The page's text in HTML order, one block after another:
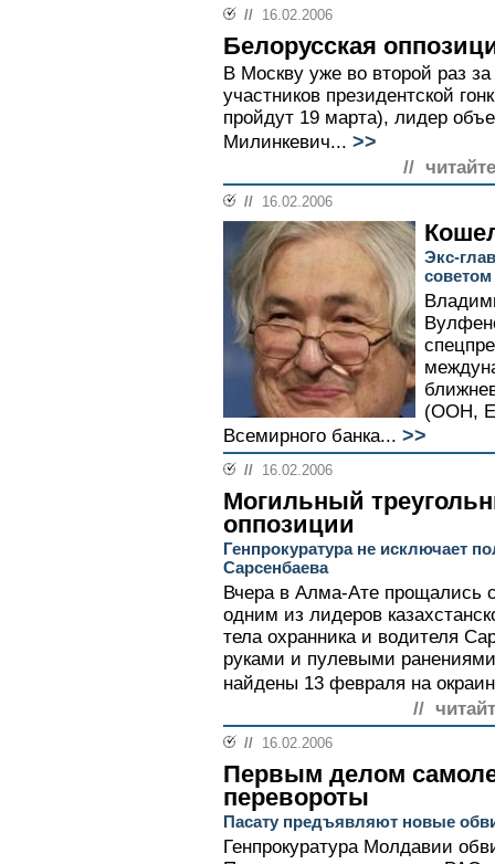
// 16.02.2006
Белорусская
В Москву уже во второй раз
участников президентской
пройдут 19 марта), лидер
Милинкевич... >>
//
// 16.02.2006
Экс-
(ООН,
Всемирного банка... >>
// 16.02.2006
Могильный
оппозиции
Генпрокуратура не исключает
Сарсенбаева
Вчера в Алма-Ате прощались
одним из лидеров
тела охранника и водителя
руками и пулевыми
найдены 13 февраля на
//
// 16.02.2006
Первым делом
перевороты
Пасату предъявляют новые
Генпрокуратура Молдавии